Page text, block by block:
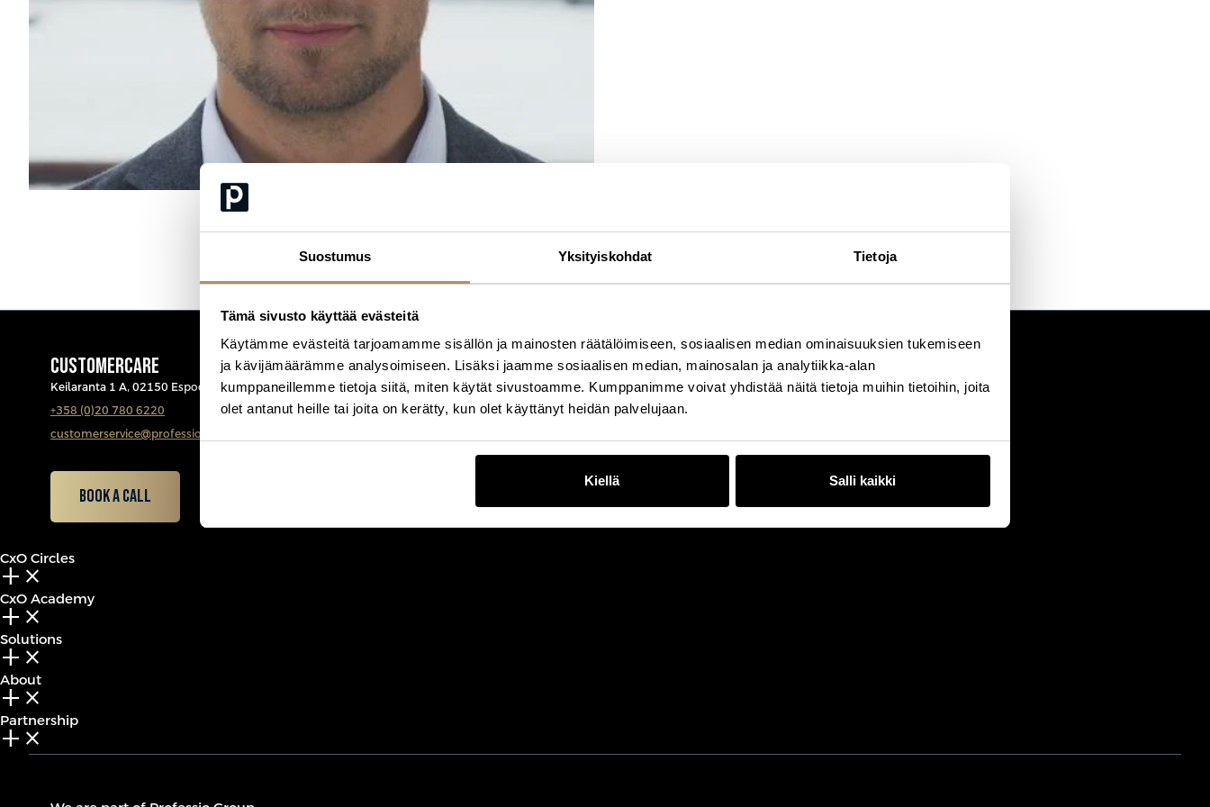
Suostumus Yksityiskohdat Tietoja
Tämä sivusto käyttää evästeitä
Käytämme evästeitä tarjoamamme sisällön ja mainosten räätälöimiseen, sosiaalisen median ominaisuuksien tukemiseen
ja kävijämäärämme analysoimiseen. Lisäksi jaamme sosiaalisen median, mainosalan ja analytiikka-alan
kumppaneillemme tietoja siitä, miten käytät sivustoamme. Kumppanimme voivat yhdistää näitä tietoja muihin tietoihin, joita
olet antanut heille tai joita on kerätty, kun olet käyttänyt heidän palvelujaan.
Kiellä Salli kaikki
CUSTOMERCARE
Keilaranta 1 A, 02150 Espoo
+358 (0)20 780 6220
customerservice@professio.fi
Book a call
CxO Circles
add_2 close
CxO Academy
add_2 close
Solutions
add_2 close
About
add_2 close
Partnership
add_2 close